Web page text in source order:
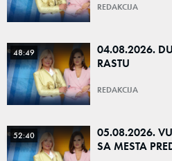
REDAKCIJA
48:49
04.08.2026.
RASTU
REDAKCIJA
52:40
05.08.2026.
SA MESTA